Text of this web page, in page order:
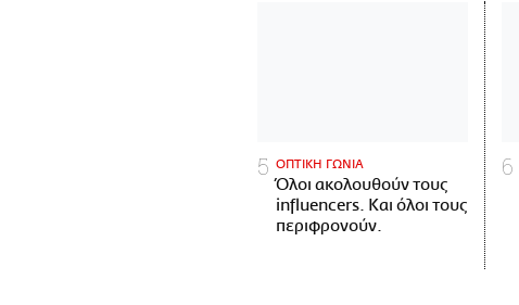
ΟΠΤΙΚΗ ΓΩΝΙΑ
Όλοι ακολουθούν τους
influencers. Και όλοι τους
περιφρονούν.